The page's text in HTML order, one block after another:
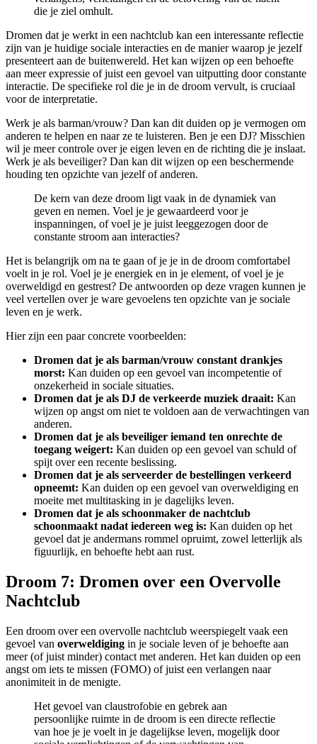
die je ziel omhult.
Dromen dat je werkt in een nachtclub kan een interessante reflectie
zijn van je huidige sociale interacties en de manier waarop je jezelf
presenteert aan de buitenwereld. Het kan wijzen op een behoefte
aan meer expressie of juist een gevoel van uitputting door constante
interactie. De specifieke rol die je in de droom vervult, is cruciaal
voor de interpretatie.
Werk je als barman/vrouw? Dan kan dit duiden op je vermogen om
anderen te helpen en naar ze te luisteren. Ben je een DJ? Misschien
wil je meer controle over je eigen leven en de richting die je inslaat.
Werk je als beveiliger? Dan kan dit wijzen op een beschermende
houding ten opzichte van jezelf of anderen.
De kern van deze droom ligt vaak in de dynamiek van
geven en nemen. Voel je je gewaardeerd voor je
inspanningen, of voel je je juist leeggezogen door de
constante stroom aan interacties?
Het is belangrijk om na te gaan of je je in de droom comfortabel
voelt in je rol. Voel je je energiek en in je element, of voel je je
overweldigd en gestrest? De antwoorden op deze vragen kunnen je
veel vertellen over je ware gevoelens ten opzichte van je sociale
leven en je werk.
Hier zijn een paar concrete voorbeelden:
Dromen dat je als barman/vrouw constant drankjes
morst: Kan duiden op een gevoel van incompetentie of
onzekerheid in sociale situaties.
Dromen dat je als DJ de verkeerde muziek draait: Kan
wijzen op angst om niet te voldoen aan de verwachtingen van
anderen.
Dromen dat je als beveiliger iemand ten onrechte de
toegang weigert: Kan duiden op een gevoel van schuld of
spijt over een recente beslissing.
Dromen dat je als serveerder de bestellingen verkeerd
opneemt: Kan duiden op een gevoel van overweldiging en
moeite met multitasking in je dagelijks leven.
Dromen dat je als schoonmaker de nachtclub
schoonmaakt nadat iedereen weg is: Kan duiden op het
gevoel dat je andermans rommel opruimt, zowel letterlijk als
figuurlijk, en behoefte hebt aan rust.
Droom 7: Dromen over een Overvolle
Nachtclub
Een droom over een overvolle nachtclub weerspiegelt vaak een
gevoel van overweldiging in je sociale leven of je behoefte aan
meer (of juist minder) contact met anderen. Het kan duiden op een
angst om iets te missen (FOMO) of juist een verlangen naar
anonimiteit in de menigte.
Het gevoel van claustrofobie en gebrek aan
persoonlijke ruimte in de droom is een directe reflectie
van hoe je je voelt in je dagelijkse leven, mogelijk door